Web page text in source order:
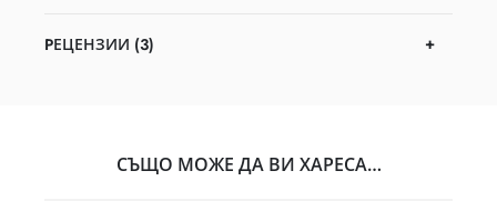
PЕЦЕНЗИИ (3)
СЪЩО МОЖЕ ДА ВИ ХАРЕСА…